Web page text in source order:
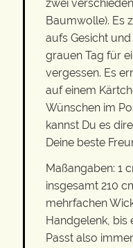
zwei
Baumwolle). Es
aufs Gesicht
grauen Tag für
vergessen. Es
auf einem
Wünschen im
kannst Du es
Deine beste
Maßangaben: 1
insgesamt 210
mehrfachen
Handgelenk, bis
Passt also